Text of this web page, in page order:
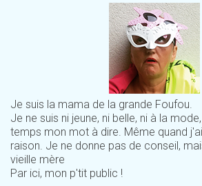
Je suis la mama de la grande Foufou.
Je ne suis ni jeune, ni belle, ni à la
temps mon mot à dire. Même quand
raison. Je ne donne pas de conseil,
vieille mère
Par ici, mon p'tit public !